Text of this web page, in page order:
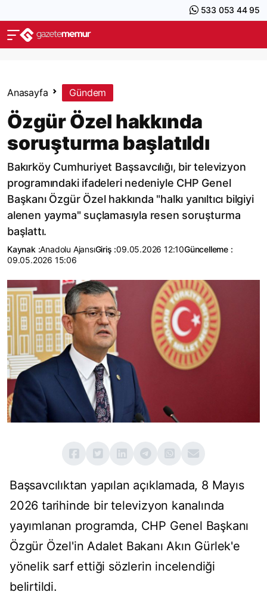
533 053 44 95
Anasayfa Gündem
Özgür Özel hakkında
soruşturma başlatıldı
Bakırköy Cumhuriyet Başsavcılığı, bir televizyon
programındaki ifadeleri nedeniyle CHP Genel
Başkanı Özgür Özel hakkında "halkı yanıltıcı bilgiyi
alenen yayma" suçlamasıyla resen soruşturma
başlattı.
Kaynak :Anadolu AjansıGiriş :09.05.2026 12:10Güncelleme :
09.05.2026 15:06
Başsavcılıktan yapılan açıklamada, 8 Mayıs
2026 tarihinde bir televizyon kanalında
yayımlanan programda, CHP Genel Başkanı
Özgür Özel'in Adalet Bakanı Akın Gürlek'e
yönelik sarf ettiği sözlerin incelendiği
belirtildi.